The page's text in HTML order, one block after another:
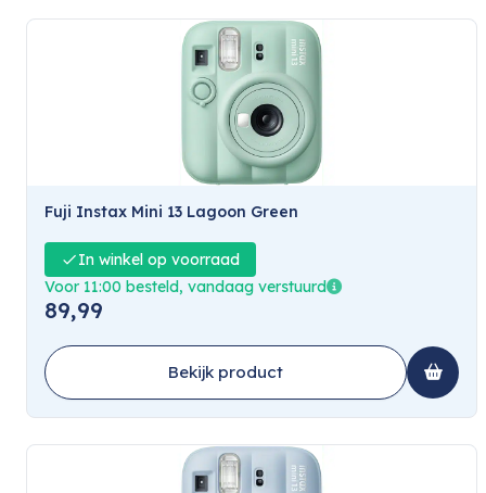
Fuji Instax Mini 13 Lagoon Green
In winkel op voorraad
Voor 11:00 besteld, vandaag verstuurd
89,99
Bekijk product